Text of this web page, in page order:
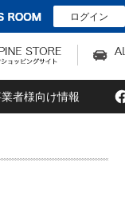
ログイン
者様向け情報